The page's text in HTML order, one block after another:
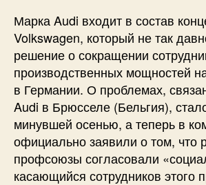
Марка Audi входит в состав
Volkswagen, который не так
решение о сокращении
производственных мощностей
в Германии. О проблемах,
Audi в Брюсселе (Бельгия),
минувшей осенью, а теперь в
официально заявили о том, что
профсоюзы согласовали
касающийся сотрудников этого